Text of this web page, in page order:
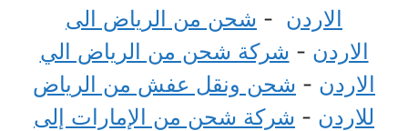
الاردن - شحن من الرياض الى
الاردن - شركة شحن من الرياض الي
الاردن - شحن ونقل عفش من الرياض
للاردن - شركة شحن من الإمارات إلى